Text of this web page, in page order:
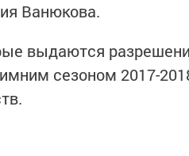
Ванюкова.
выдаются
сезоном 2017-